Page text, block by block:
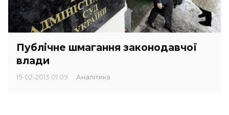
Публічне шмагання законодавчої
влади
15-02-2013 01:09 Аналітика